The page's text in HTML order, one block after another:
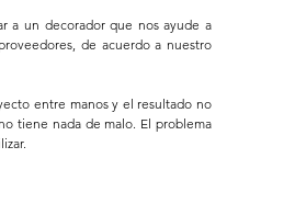
a un decorador que nos ayude a
de acuerdo a nuestro
entre manos y el resultado no
tiene nada de malo. El problema